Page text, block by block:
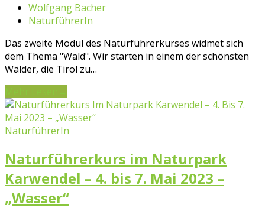
Wolfgang Bacher
NaturführerIn
Das zweite Modul des Naturführerkurses widmet sich
dem Thema "Wald". Wir starten in einem der schönsten
Wälder, die Tirol zu…
NaturführerIn
Naturführerkurs im Naturpark
Karwendel – 4. bis 7. Mai 2023 –
„Wasser“